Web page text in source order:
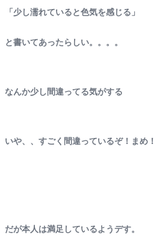
「少し濡れていると色気を感じる」
と書いてあったらしい。。。。
なんか少し間違ってる気がする
いや、、すごく間違っているぞ！まめ！
だが本人は満足しているようデす。